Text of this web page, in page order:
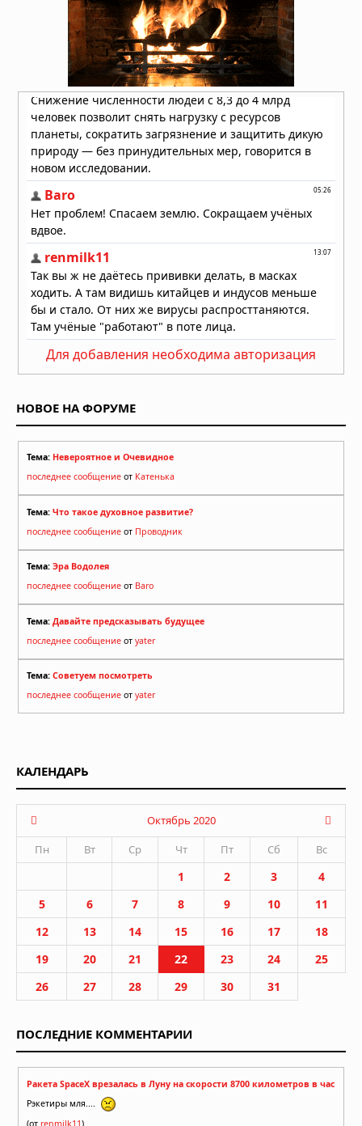
«угрозой национальной
безопасности» в Европе, пламя
распространилось на Грецию и
Великобританию
30.07.2026 в 13:57
Бразилию накрыли мощные
ураганы: пять человек погибли,
тысячи людей не смогли добраться
до дома
Землетрясение в Японии: число
ищут выживших
Для добавления необходима авторизация
НОВОЕ НА ФОРУМЕ
Тема: Невероятное и Очевидное
последнее сообщение от Катенька
Тема: Что такое духовное развитие?
последнее сообщение от Проводник
Тема: Эра Водолея
последнее сообщение от Baro
Тема: Давайте предсказывать будущее
последнее сообщение от yater
Тема: Советуем посмотреть
последнее сообщение от yater
КАЛЕНДАРЬ
Октябрь 2020
Пн
Вт Ср Чт Пт Сб Вс
1 2 3
4
5
6 7 8 9 10
11
12
13 14 15 16 17
18
19
20 21 22 23 24
25
26
27 28 29 30 31
ПОСЛЕДНИЕ КОММЕНТАРИИ
Ракета SpaceX врезалась в Луну на скорости 8700 километров в час
Рэкетиры мля....